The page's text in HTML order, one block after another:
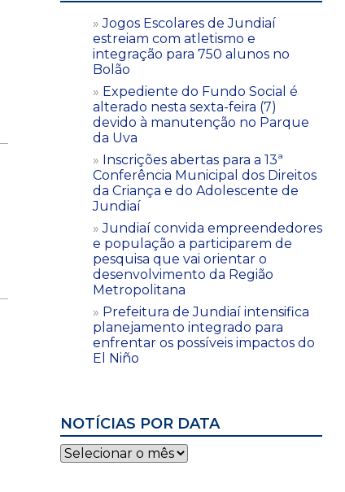
Jogos Escolares de Jundiaí
estreiam com atletismo e
integração para 750 alunos no
Bolão
Expediente do Fundo Social é
alterado nesta sexta-feira (7)
devido à manutenção no Parque
da Uva
Inscrições abertas para a 13ª
Conferência Municipal dos Direitos
da Criança e do Adolescente de
Jundiaí
Jundiaí convida empreendedores
e população a participarem de
pesquisa que vai orientar o
desenvolvimento da Região
Metropolitana
Prefeitura de Jundiaí intensifica
planejamento integrado para
enfrentar os possíveis impactos do
El Niño
NOTÍCIAS POR DATA
Notícias
por